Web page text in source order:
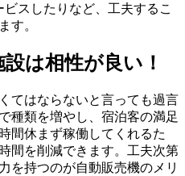
スしたりなど、工夫するこ
す。
は相性が良い！
てはならないと言っても過言
種類を増やし、宿泊客の満足
間休まず稼働してくれるた
間を削減できます。工夫次第
を持つのが自動販売機のメリ